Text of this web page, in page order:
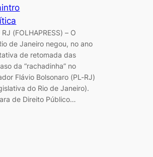
(FOLHAPRESS) – O
de Janeiro negou, no ano
de retomada das
da “rachadinha” no
Flávio Bolsonaro (PL-RJ)
do Rio de Janeiro).
de Direito Público…